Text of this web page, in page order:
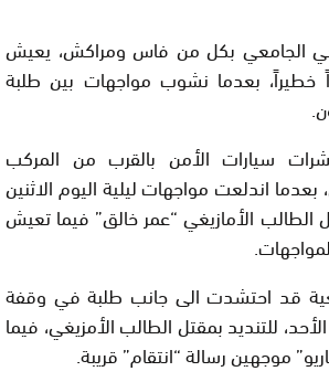
الجامعي بكل من فاس ومراكش، يعيش
خطيراً، بعدما نشوب مواجهات بين طلبة
سيارات الأمن بالقرب من المركب
اندلعت مواجهات ليلية اليوم الاثنين
الطالب الأمازيغي “عمر خالق” فيما تعيش
قد احتشدت الى جانب طلبة في وقفة
الأحد، للتنديد بمقتل الطالب الأمزيغي، فيما
موجهين رسالة “انتقام” قريبة.